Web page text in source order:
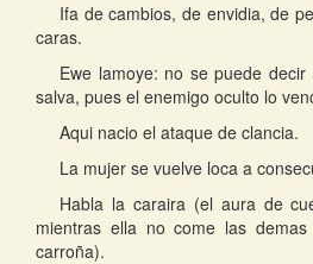
Ifa de cambios, de envidia, de
caras.
Ewe lamoye: no se puede
salva, pues el enemigo oculto lo
Aqui nacio el ataque de clancia.
La mujer se vuelve loca a
Habla la caraira (el aura de
mientras ella no come las
carroña).